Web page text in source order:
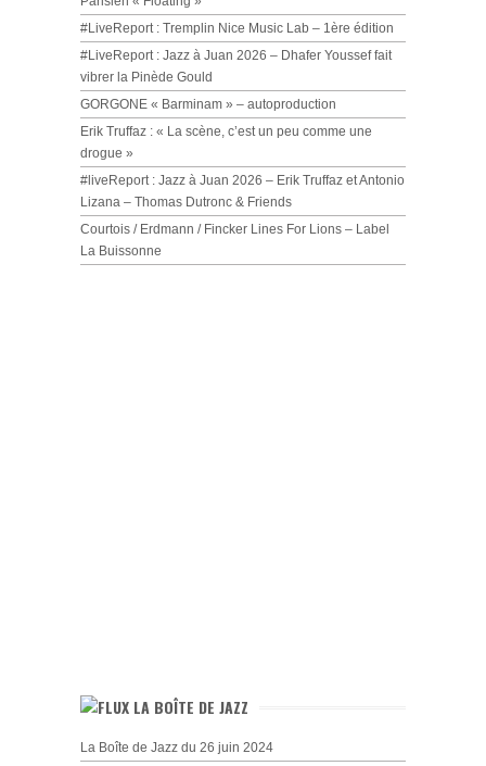
#LiveReport : Tremplin Nice Music Lab – 1ère édition
#LiveReport : Jazz à Juan 2026 – Dhafer Youssef fait
vibrer la Pinède Gould
GORGONE « Barminam » – autoproduction
Erik Truffaz : « La scène, c’est un peu comme une
drogue »
#liveReport : Jazz à Juan 2026 – Erik Truffaz et Antonio
Lizana – Thomas Dutronc & Friends
Courtois / Erdmann / Fincker Lines For Lions – Label
La Buissonne
LA BOÎTE DE JAZZ
La Boîte de Jazz du 26 juin 2024